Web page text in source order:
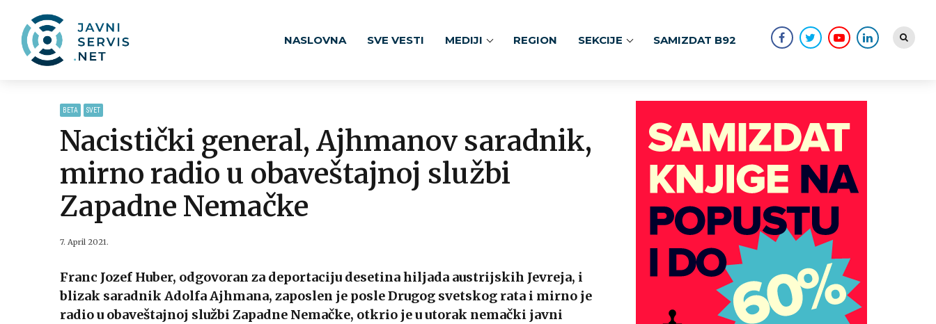
NASLOVNA SVE VESTI MEDIJI REGION SEKCIJE SAMIZDAT B92
BETA SVET
Nacistički general, Ajhmanov saradnik,
mirno radio u obaveštajnoj službi
Zapadne Nemačke
7. April 2021.
Franc Jozef Huber, odgovoran za deportaciju desetina hiljada austrijskih Jevreja, i
blizak saradnik Adolfa Ajhmana, zaposlen je posle Drugog svetskog rata i mirno je
radio u obaveštajnoj službi Zapadne Nemačke, otkrio je u utorak nemački javni